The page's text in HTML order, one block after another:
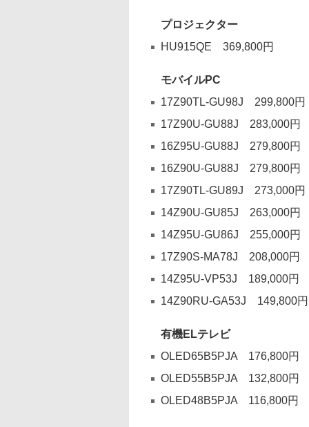
プロジェクター
HU915QE 369,800円
モバイルPC
17Z90TL-GU98J 299,800円
17Z90U-GU88J 283,000円
16Z95U-GU88J 279,800円
16Z90U-GU88J 279,800円
17Z90TL-GU89J 273,000円
14Z90U-GU85J 263,000円
14Z95U-GU86J 255,000円
17Z90S-MA78J 208,000円
14Z95U-VP53J 189,000円
14Z90RU-GA53J 149,800円
有機ELテレビ
OLED65B5PJA 176,800円
OLED55B5PJA 132,800円
OLED48B5PJA 116,800円